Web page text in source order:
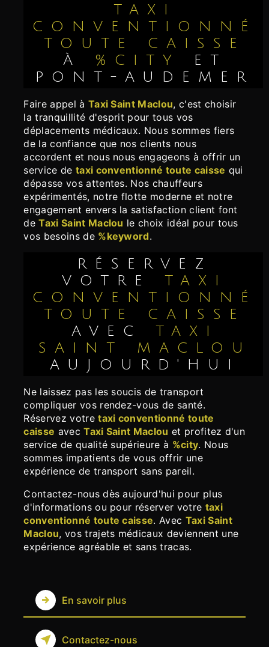
TAXI
CONVENTIONNÉ
TOUTE CAISSE
À %CITY
ET
PONT-AUDEMER
Faire appel à Taxi Saint Maclou, c'est choisir
la tranquillité d'esprit pour tous vos
déplacements médicaux. Nous sommes fiers
de la confiance que nos clients nous
accordent et nous nous engageons à offrir un
service de taxi conventionné toute caisse qui
dépasse vos attentes. Nos chauffeurs
expérimentés, notre flotte moderne et notre
engagement envers la satisfaction client font
deTaxi Saint Maclou le choix idéal pour tous
vos besoins de %keyword.
RÉSERVEZ
VOTRETAXI
CONVENTIONNÉ
TOUTE CAISSE
AVEC TAXI
SAINT MACLOU
AUJOURD'HUI
Ne laissez pas les soucis de transport
compliquer vos rendez-vous de santé.
Réservez votretaxi conventionné toute
caisse avecTaxi Saint Maclou et profitez d'un
service de qualité supérieure à %city. Nous
sommes impatients de vous offrir une
expérience de transport sans pareil.
Contactez-nous dès aujourd'hui pour plus
d'informations ou pour réserver votre taxi
conventionné toute caisse. Avec Taxi Saint
Maclou, vos trajets médicaux deviennent une
expérience agréable et sans tracas.
En savoir plus
Contactez-nous